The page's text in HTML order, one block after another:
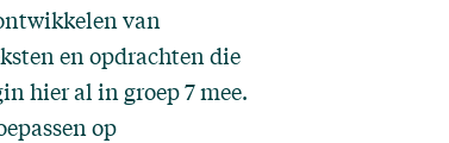
van
en opdrachten die
hier al in groep 7 mee.
op